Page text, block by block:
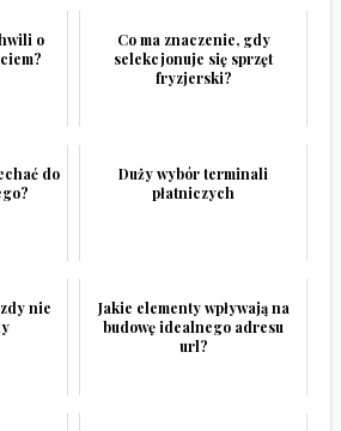
o
Co ma znaczenie, gdy
selekcjonuje się sprzęt
fryzjerski?
do
Duży wybór terminali
płatniczych
nie
Jakie elementy wpływają na
budowę idealnego adresu
url?